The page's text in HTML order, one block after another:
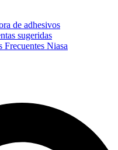
de adhesivos
sugeridas
Frecuentes Niasa